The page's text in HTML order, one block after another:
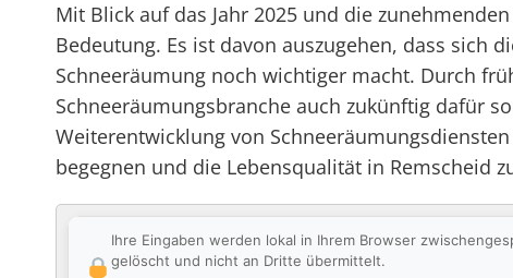
Mit Blick auf das Jahr 2025 und die
Bedeutung. Es ist davon auszugehen, dass sich
Schneeräumung noch wichtiger macht. Durch
Schneeräumungsbranche auch zukünftig dafür
Weiterentwicklung von
begegnen und die Lebensqualität in Remscheid
Ihre Eingaben werden lokal in Ihrem Browser
gelöscht und nicht an Dritte übermittelt.